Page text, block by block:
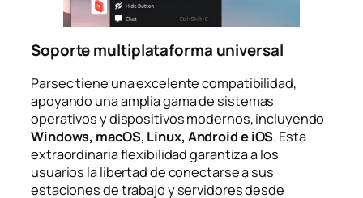
Soporte multiplataforma universal
Parsec tiene una excelente compatibilidad,
apoyando una amplia gama de sistemas
operativos y dispositivos modernos, incluyendo
Windows, macOS, Linux, Android e iOS. Esta
extraordinaria flexibilidad garantiza a los
usuarios la libertad de conectarse a sus
estaciones de trabajo y servidores desde